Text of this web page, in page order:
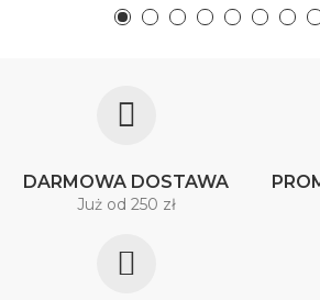
DARMOWA DOSTAWA
Już od 250 zł